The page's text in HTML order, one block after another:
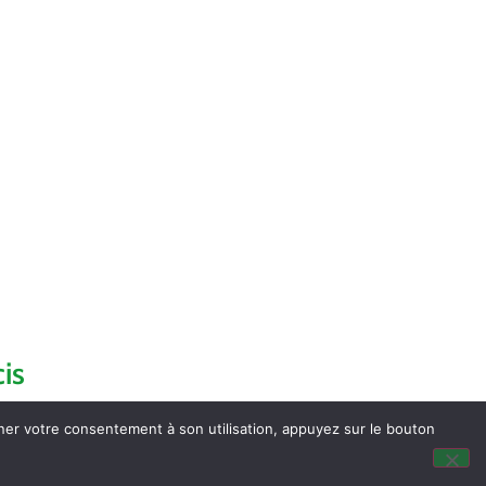
votre consentement à son utilisation, appuyez sur le bouton